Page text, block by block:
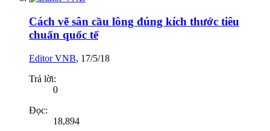
Cách vẽ sân cầu lông đúng kích thước tiêu
chuẩn quốc tế
Editor VNB, 17/5/18
Trả lời:
0
Đọc:
18,894